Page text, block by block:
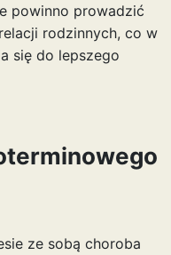
powinno prowadzić
rodzinnych, co w
się do lepszego
ze sobą choroba